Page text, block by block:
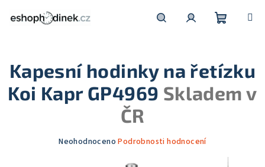
košík
Kapesní hodinky na řetízku
Koi Kapr GP4969 Skladem v
ČR
Průměrné
Neohodnoceno Podrobnosti hodnocení